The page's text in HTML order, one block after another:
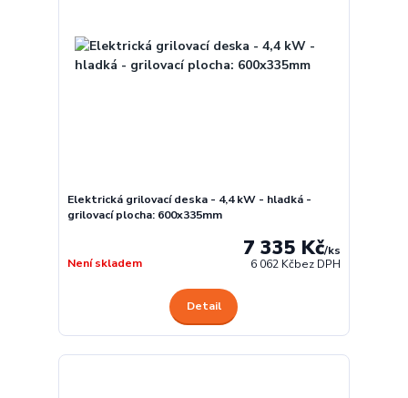
Elektrická grilovací deska - 4,4 kW - hladká -
grilovací plocha: 600x335mm
7 335 Kč/ks
6 062 Kčbez DPH
Není skladem
Detail